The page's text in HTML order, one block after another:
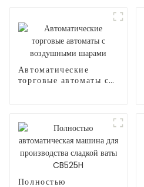
Автоматические
торговые автоматы с
Полностью